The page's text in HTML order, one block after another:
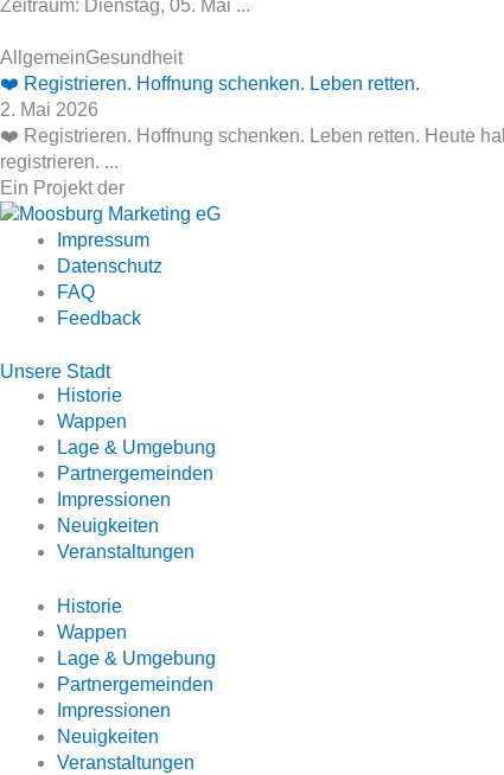
Zeitraum: Dienstag, 05. Mai ...
AllgemeinGesundheit
❤️ Registrieren. Hoffnung schenken. Leben retten.
2. Mai 2026
❤️ Registrieren. Hoffnung schenken. Leben retten. Heute
registrieren. ...
Ein Projekt der
Impressum
Datenschutz
FAQ
Feedback
Unsere Stadt
Historie
Wappen
Lage & Umgebung
Partnergemeinden
Impressionen
Neuigkeiten
Veranstaltungen
Historie
Wappen
Lage & Umgebung
Partnergemeinden
Impressionen
Neuigkeiten
Veranstaltungen